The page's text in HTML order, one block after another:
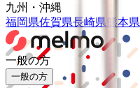
九州・沖縄
福岡県佐賀県長崎県 熊本県
一般の方
一般の方